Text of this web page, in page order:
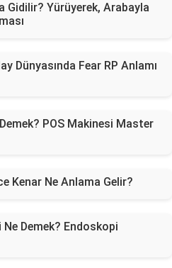
Gidilir? Yürüyerek, Arabayla
Dünyasında Fear RP Anlamı
POS Makinesi Master
Kenar Ne Anlama Gelir?
Demek? Endoskopi